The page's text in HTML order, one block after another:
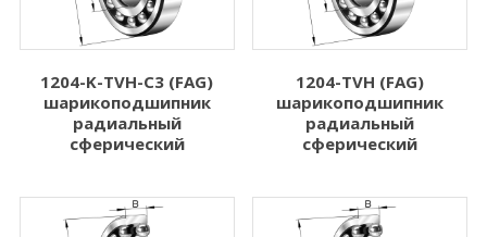
Внутренний
диаметр d (мм)
1.000
2.000
4.000
Наружный диаметр
D (мм)
3.000
5.000
7.000
1204-K-TVH-C3 (FAG)
шарикоподшипник
радиальный
сферический
1204-TVH (FAG)
шарикоподшипник
радиальный
сферический